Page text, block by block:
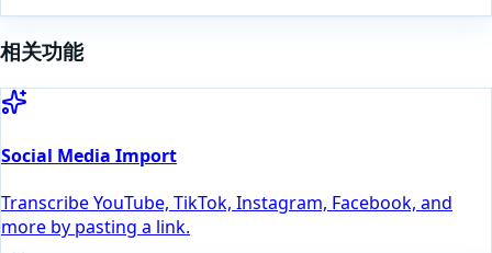
相关功能
Social Media Import
Transcribe YouTube, TikTok, Instagram, Facebook, and
more by pasting a link.